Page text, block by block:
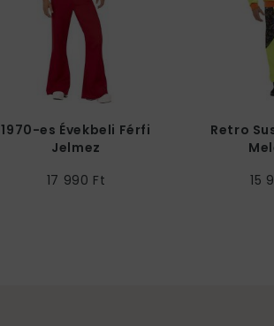
1970-es Évekbeli Férfi
Jelmez
17 990 Ft
Retro
15